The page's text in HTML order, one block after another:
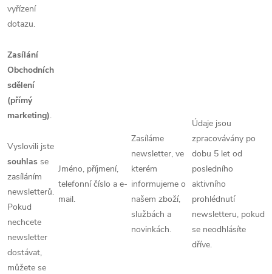
vyřízení
dotazu.
Zasílání
Obchodních
sdělení
(přímý
marketing).
Vyslovili jste
souhlas se
zasíláním
newsletterů.
Pokud
nechcete
newsletter
dostávat,
můžete se
Jméno, příjmení,
telefonní číslo a e-
mail.
Zasíláme
newsletter, ve
kterém
informujeme o
našem zboží,
službách a
novinkách.
Údaje jsou
zpracovávány po
dobu 5 let od
posledního
aktivního
prohlédnutí
newsletteru, pokud
se neodhlásíte
dříve.